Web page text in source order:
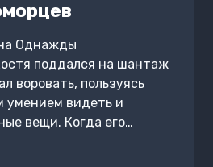
Однажды
поддался на шантаж
воровать, пользуясь
умением видеть и
вещи. Когда его…